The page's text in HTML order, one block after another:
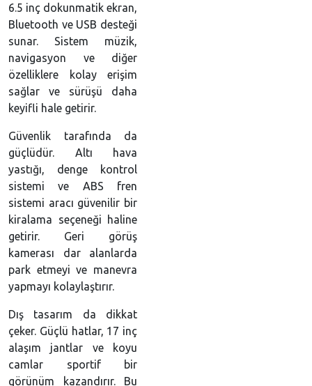
6.5 inç dokunmatik ekran,
Bluetooth ve USB desteği
sunar. Sistem müzik,
navigasyon ve diğer
özelliklere kolay erişim
sağlar ve sürüşü daha
keyifli hale getirir.
Güvenlik tarafında da
güçlüdür. Altı hava
yastığı, denge kontrol
sistemi ve ABS fren
sistemi aracı güvenilir bir
kiralama seçeneği haline
getirir. Geri görüş
kamerası dar alanlarda
park etmeyi ve manevra
yapmayı kolaylaştırır.
Dış tasarım da dikkat
çeker. Güçlü hatlar, 17 inç
alaşım jantlar ve koyu
camlar sportif bir
görünüm kazandırır. Bu